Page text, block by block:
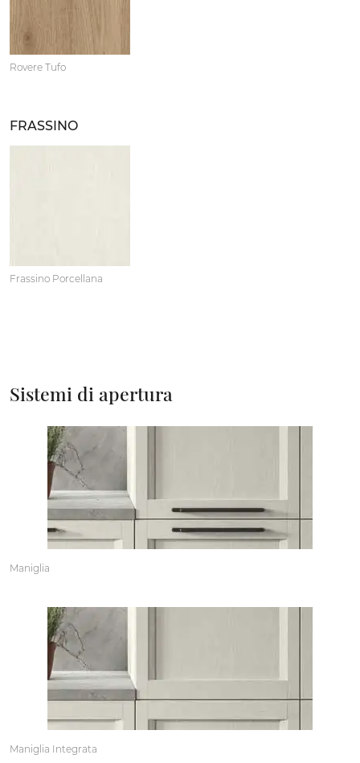
Rovere Tufo
FRASSINO
Frassino Porcellana
Sistemi di apertura
Maniglia
Maniglia Integrata